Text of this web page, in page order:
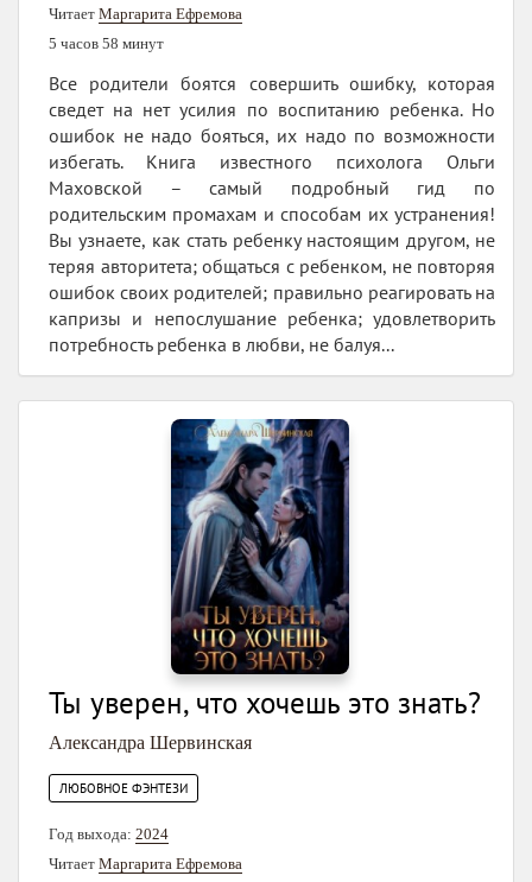
Читает Маргарита Ефремова
5 часов 58 минут
Все родители боятся совершить ошибку, которая
сведет на нет усилия по воспитанию ребенка. Но
ошибок не надо бояться, их надо по возможности
избегать. Книга известного психолога Ольги
Маховской – самый подробный гид по
родительским промахам и способам их устранения!
Вы узнаете, как стать ребенку настоящим другом, не
теряя авторитета; общаться с ребенком, не повторяя
ошибок своих родителей; правильно реагировать на
капризы и непослушание ребенка; удовлетворить
потребность ребенка в любви, не балуя...
Ты уверен, что хочешь это знать?
Александра Шервинская
ЛЮБОВНОЕ ФЭНТЕЗИ
Год выхода: 2024
Читает Маргарита Ефремова